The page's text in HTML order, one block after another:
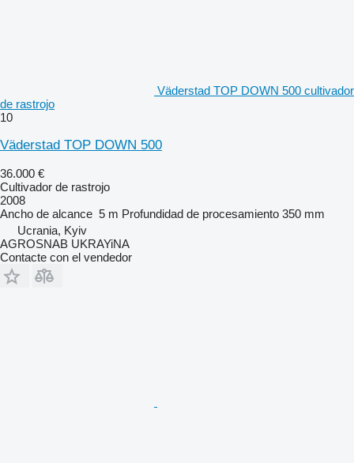
Väderstad TOP DOWN 500 cultivador
de rastrojo
10
Väderstad TOP DOWN 500
36.000 €
Cultivador de rastrojo
2008
Ancho de alcance 5 m Profundidad de procesamiento 350 mm
Ucrania, Kyiv
AGROSNAB UKRAYiNA
Contacte con el vendedor